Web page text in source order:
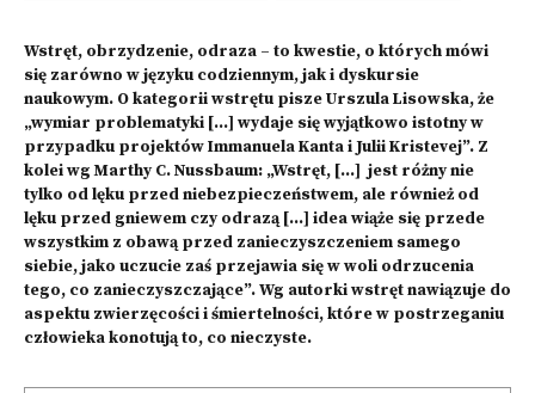
Wstręt, obrzydzenie, odraza – to kwestie, o których mówi
się zarówno w języku codziennym, jak i dyskursie
naukowym. O kategorii wstrętu pisze Urszula Lisowska, że
„wymiar problematyki […] wydaje się wyjątkowo istotny w
przypadku projektów Immanuela Kanta i Julii Kristevej”. Z
kolei wg Marthy C. Nussbaum: „Wstręt, […] jest różny nie
tylko od lęku przed niebezpieczeństwem, ale również od
lęku przed gniewem czy odrazą […] idea wiąże się przede
wszystkim z obawą przed zanieczyszczeniem samego
siebie, jako uczucie zaś przejawia się w woli odrzucenia
tego, co zanieczyszczające”. Wg autorki wstręt nawiązuje do
aspektu zwierzęcości i śmiertelności, które w postrzeganiu
człowieka konotują to, co nieczyste.